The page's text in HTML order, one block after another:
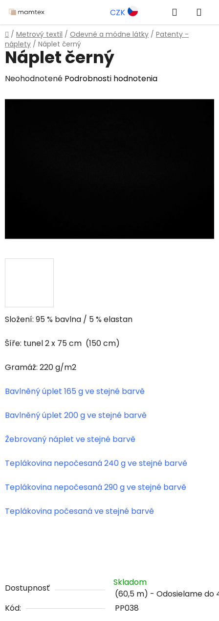
na
obsah
CZK Hľadať
Domov
/ Metrový textil / Odevné a módne látky / Patenty -
náplety / Náplet černý
Složení: 95 % bavlna / 5 % elastan
Šíře: tunel 2 x 75 cm (150 cm)
Gramáž: 220 g/m2
Bavlněný úplet 165 g ve stejné barvě
Bavlněný úplet 200 g ve stejné barvě
Žebrovaný náplet ve stejné barvě
Teplákovina nepočesaná 240 g ve stejné barvě
Teplákovina nepočesaná 290 g ve stejné barvě
Teplákovina počesaná ve stejné barvě
Dostupnosť
Skladom
(60,5 m)
Kód:
PP038
Náplet černý
Priemerné
Neohodnotené Podrobnosti hodnotenia